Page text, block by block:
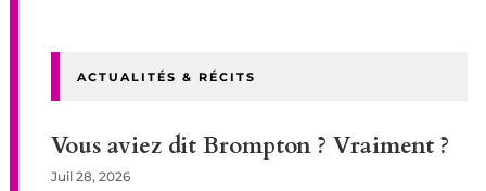
ACTUALITÉS & RÉCITS
Vous aviez dit Brompton ? Vraiment ?
Juil 28, 2026